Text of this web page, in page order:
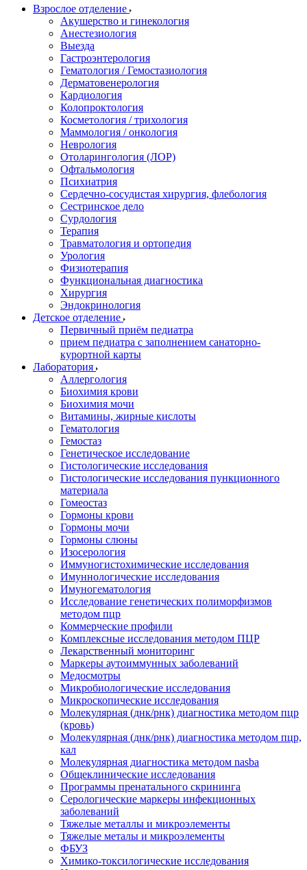
Взрослое отделение
Акушерство и гинекология
Анестезиология
Выезда
Гастроэнтерология
Гематология / Гемостазиология
Дерматовенерология
Кардиология
Колопроктология
Косметология / трихология
Маммология / онкология
Неврология
Отоларингология (ЛОР)
Офтальмология
Психиатрия
Сердечно-сосудистая хирургия, флебология
Сестринское дело
Сурдология
Терапия
Травматология и ортопедия
Урология
Физиотерапия
Функциональная диагностика
Хирургия
Эндокринология
Детское отделение
Первичный приём педиатра
прием педиатра с заполнением санаторно-
курортной карты
Лаборатория
Аллергология
Биохимия крови
Биохимия мочи
Витамины, жирные кислоты
Гематология
Гемостаз
Генетическое исследование
Гистологические исследования
Гистологические исследования пункционного
материала
Гомеостаз
Гормоны крови
Гормоны мочи
Гормоны слюны
Изосерология
Иммуногистохимические исследования
Имуннологические исследования
Имуногематология
Исследование генетических полиморфизмов
методом пцр
Коммерческие профили
Комплексные исследования методом ПЦР
Лекарственный мониторинг
Маркеры аутоиммунных заболеваний
Медосмотры
Микробиологические исследования
Микроскопические исследования
Молекулярная (днк/рнк) диагностика методом пцр
(кровь)
Молекулярная (днк/рнк) диагностика методом пцр,
кал
Молекулярная диагностика методом nasba
Общеклинические исследования
Программы пренатального скрининга
Серологические маркеры инфекционных
заболеваний
Тяжелые металлы и микроэлементы
Тяжелые металы и микроэлементы
ФБУЗ
Химико-токсилогические исследования